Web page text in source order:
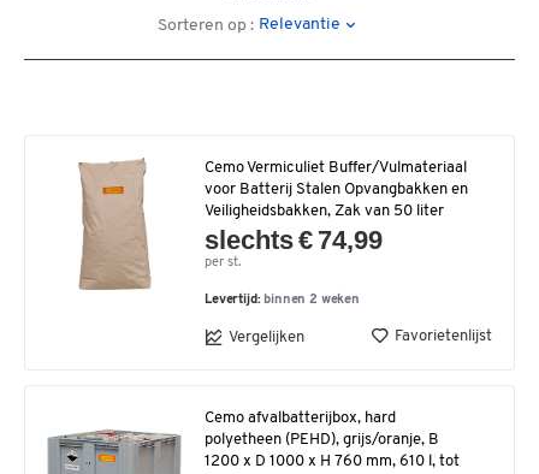
Sorteren op : Relevantie
Cemo Vermiculiet Buffer/Vulmateriaal
voor Batterij Stalen Opvangbakken en
Veiligheidsbakken, Zak van 50 liter
slechts € 74,99
per st.
Levertijd: binnen 2 weken
Vergelijken Favorietenlijst
Cemo afvalbatterijbox, hard
polyetheen (PEHD), grijs/oranje, B
1200 x D 1000 x H 760 mm, 610 l, tot